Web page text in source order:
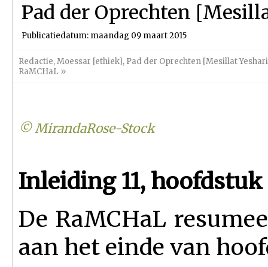
Pad der Oprechten
Publicatiedatum: maandag 09 maart 2015
Redactie,Moessar [ethiek], Pad der Oprechten [Mesillat
RaMCHaL »
© MirandaRose-Stock
Inleiding 11, hoofdstuk
De RaMCHaL
aan het einde van